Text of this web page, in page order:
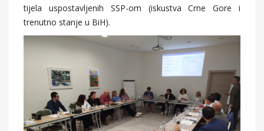
tijela uspostavljenih SSP-om (iskustva Crne Gore i
trenutno stanje u BiH).